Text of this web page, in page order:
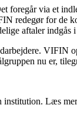
via et
redegør for
aftaler
nu er,
institution. Læs